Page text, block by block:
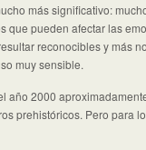
más significativo:
que pueden afectar las
reconocibles y más
muy sensible.
año 2000
prehistóricos. Pero para